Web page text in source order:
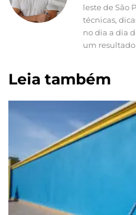
leste de São
técnicas,
no dia a dia
um resultado
Leia também